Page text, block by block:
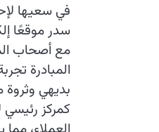
في سعيها
سدر موقعًا
مع أصحاب
المبادرة
بديهي
كمركز رئيسي